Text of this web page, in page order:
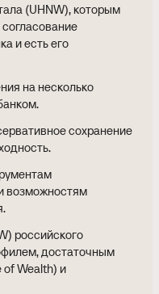
(UHNW), которым
и есть его
на несколько
сохранение
возможностям
российского
достаточным
of Wealth) и